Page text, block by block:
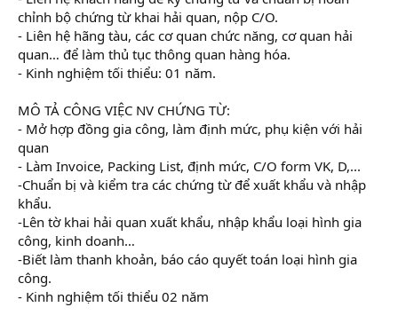
chỉnh bộ chứng từ khai hải quan, nộp C/O.
- Liên hệ hãng tàu, các cơ quan chức năng, cơ quan hải
quan… để làm thủ tục thông quan hàng hóa.
- Kinh nghiệm tối thiểu: 01 năm.
MÔ TẢ CÔNG VIỆC NV CHỨNG TỪ:
- Mở hợp đồng gia công, làm định mức, phụ kiện với hải
quan
- Làm Invoice, Packing List, định mức, C/O form VK, D,...
-Chuẩn bị và kiểm tra các chứng từ để xuất khẩu và nhập
khẩu.
-Lên tờ khai hải quan xuất khẩu, nhập khẩu loại hình gia
công, kinh doanh…
-Biết làm thanh khoản, báo cáo quyết toán loại hình gia
công.
- Kinh nghiệm tối thiểu 02 năm